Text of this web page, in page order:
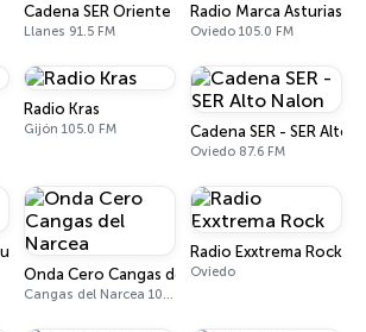
Cadena SER Oriente
Llanes 91.5 FM
Radio Marca Asturias
Oviedo 105.0 FM
Radio Kras
Gijón 105.0 FM Cadena SER - SER Alto
Oviedo 87.6 FM
Onda Cero Cangas del Narcea
Cangas del Narcea 101.1 FM
Radio Exxtrema Rock
Oviedo